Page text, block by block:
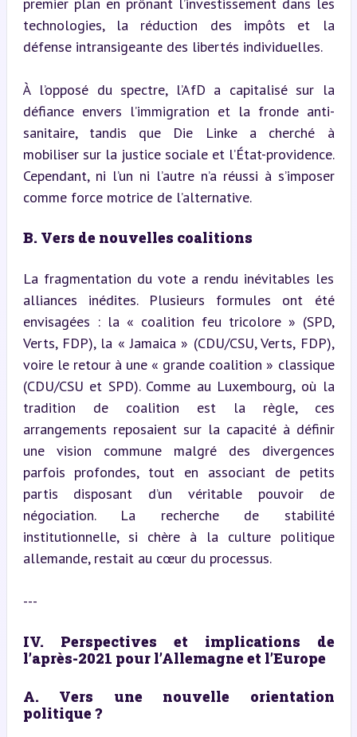
technologies, la réduction des impôts et la
défense intransigeante des libertés individuelles.
À l’opposé du spectre, l’AfD a capitalisé sur la
défiance envers l’immigration et la fronde anti-
sanitaire, tandis que Die Linke a cherché à
mobiliser sur la justice sociale et l’État-providence.
Cependant, ni l’un ni l’autre n’a réussi à s’imposer
comme force motrice de l’alternative.
B. Vers de nouvelles coalitions
La fragmentation du vote a rendu inévitables les
alliances inédites. Plusieurs formules ont été
envisagées : la « coalition feu tricolore » (SPD,
Verts, FDP), la « Jamaica » (CDU/CSU, Verts, FDP),
voire le retour à une « grande coalition » classique
(CDU/CSU et SPD). Comme au Luxembourg, où la
tradition de coalition est la règle, ces
arrangements reposaient sur la capacité à définir
une vision commune malgré des divergences
parfois profondes, tout en associant de petits
partis disposant d’un véritable pouvoir de
négociation. La recherche de stabilité
institutionnelle, si chère à la culture politique
allemande, restait au cœur du processus.
---
IV. Perspectives et implications de
l’après-2021 pour l’Allemagne et l’Europe
A. Vers une nouvelle orientation
politique ?